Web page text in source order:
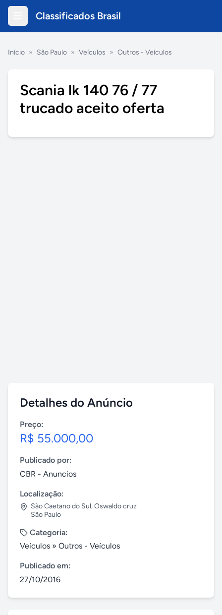
Classificados Brasil
Início » São Paulo » Veículos » Outros - Veículos
Scania lk 140 76 / 77
trucado aceito oferta
Detalhes do Anúncio
Preço:
R$ 55.000,00
Publicado por:
CBR - Anuncios
Localização:
São Caetano do Sul,Oswaldo cruz
São Paulo
Categoria:
Veículos » Outros - Veículos
Publicado em:
27/10/2016